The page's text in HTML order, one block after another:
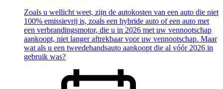
Zoals u wellicht weet, zijn de autokosten van een auto die niet
100% emissievrij is, zoals een hybride auto of een auto met
een verbrandingsmotor, die u in 2026 met uw vennootschap
aankoopt, niet langer aftrekbaar voor uw vennootschap. Maar
wat als u een tweedehandsauto aankoopt die al vóór 2026 in
gebruik was?